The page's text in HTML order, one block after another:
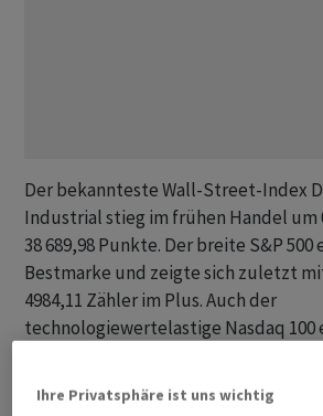
Der bekannteste Wall-Street-Index
Industrial stieg im frühen Handel um
38 689,98 Punkte. Der breite S&P
Bestmarke und zeigte sich zuletzt
4984,11 Zähler im Plus. Auch der
technologiewertelastige Nasdaq 100
auf 17 725,29 Punkten.
Ihre Privatsphäre ist uns wichtig